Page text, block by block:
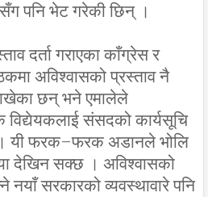
पनि भेट गरेकी छिन् ।
दर्ता गराएका काँग्रेस र
अविश्वासको प्रस्ताव नै
छन् भने एमालेले
विद्येयकलाई संसदको कार्यसूचि
। यी फरक–फरक अडानले भोलि
देखिन सक्छ । अविश्वासको
नयाँ सरकारको व्यवस्थावारे पनि